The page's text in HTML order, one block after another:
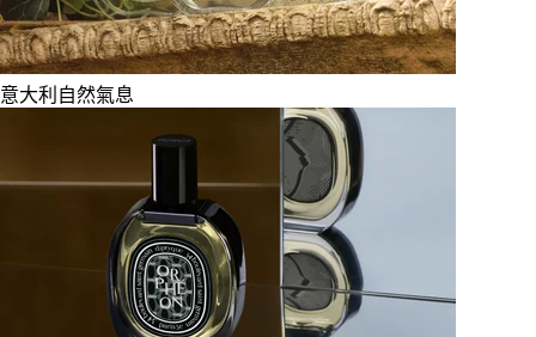
意大利自然氣息